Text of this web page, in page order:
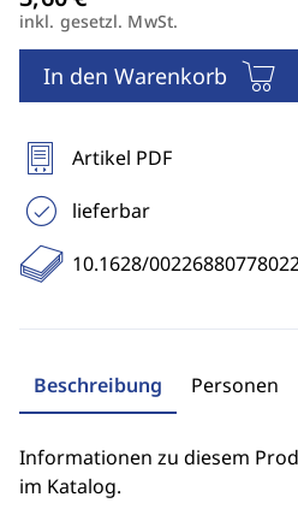
inkl. gesetzl. MwSt.
In den Warenkorb
Artikel PDF
lieferbar
10.1628/
Beschreibung Personen
Informationen zu diesem
im Katalog.